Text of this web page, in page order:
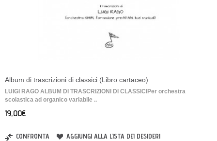
Album di trascrizioni di classici (Libro cartaceo)
LUIGI RAGO ALBUM DI TRASCRIZIONI DI CLASSICI ​Per orchestra
scolastica ad organico variabile ..
19,00€
CONFRONTA AGGIUNGI ALLA LISTA DEI DESIDERI